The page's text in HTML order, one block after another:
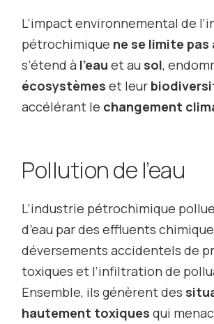
L’impact environnemental de
pétrochimique ne se limite pas
s’étend à l’eau et au sol,
écosystèmes et leur
accélérant le changement
Pollution de l’eau
L’industrie pétrochimique
d’eau par des effluents
déversements accidentels de
toxiques et l’infiltration de
Ensemble, ils génèrent des
hautement toxiques qui